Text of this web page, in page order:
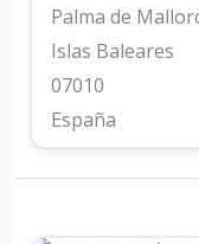
Palma de
Islas Baleares
07010
España